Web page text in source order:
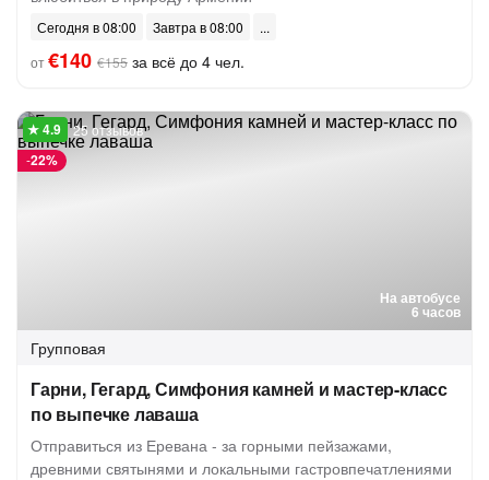
Сегодня в 08:00
Завтра в 08:00
от€140 €155 за всё до 4 чел.
На автобусе
6 часов
-22%
25 отзывов
Групповая
Гарни, Гегард, Симфония камней и мастер-класс
по выпечке лаваша
Отправиться из Еревана - за горными пейзажами,
древними святынями и локальными гастровпечатлениями